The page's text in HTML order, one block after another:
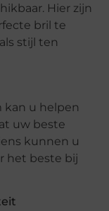
Hier zijn
bril te
stijl ten
kan u helpen
uw beste
kunnen u
het beste bij